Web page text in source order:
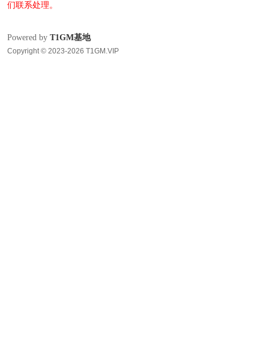
们联系处理。
Powered by T1GM基地
Copyright © 2023-2026 T1GM.VIP